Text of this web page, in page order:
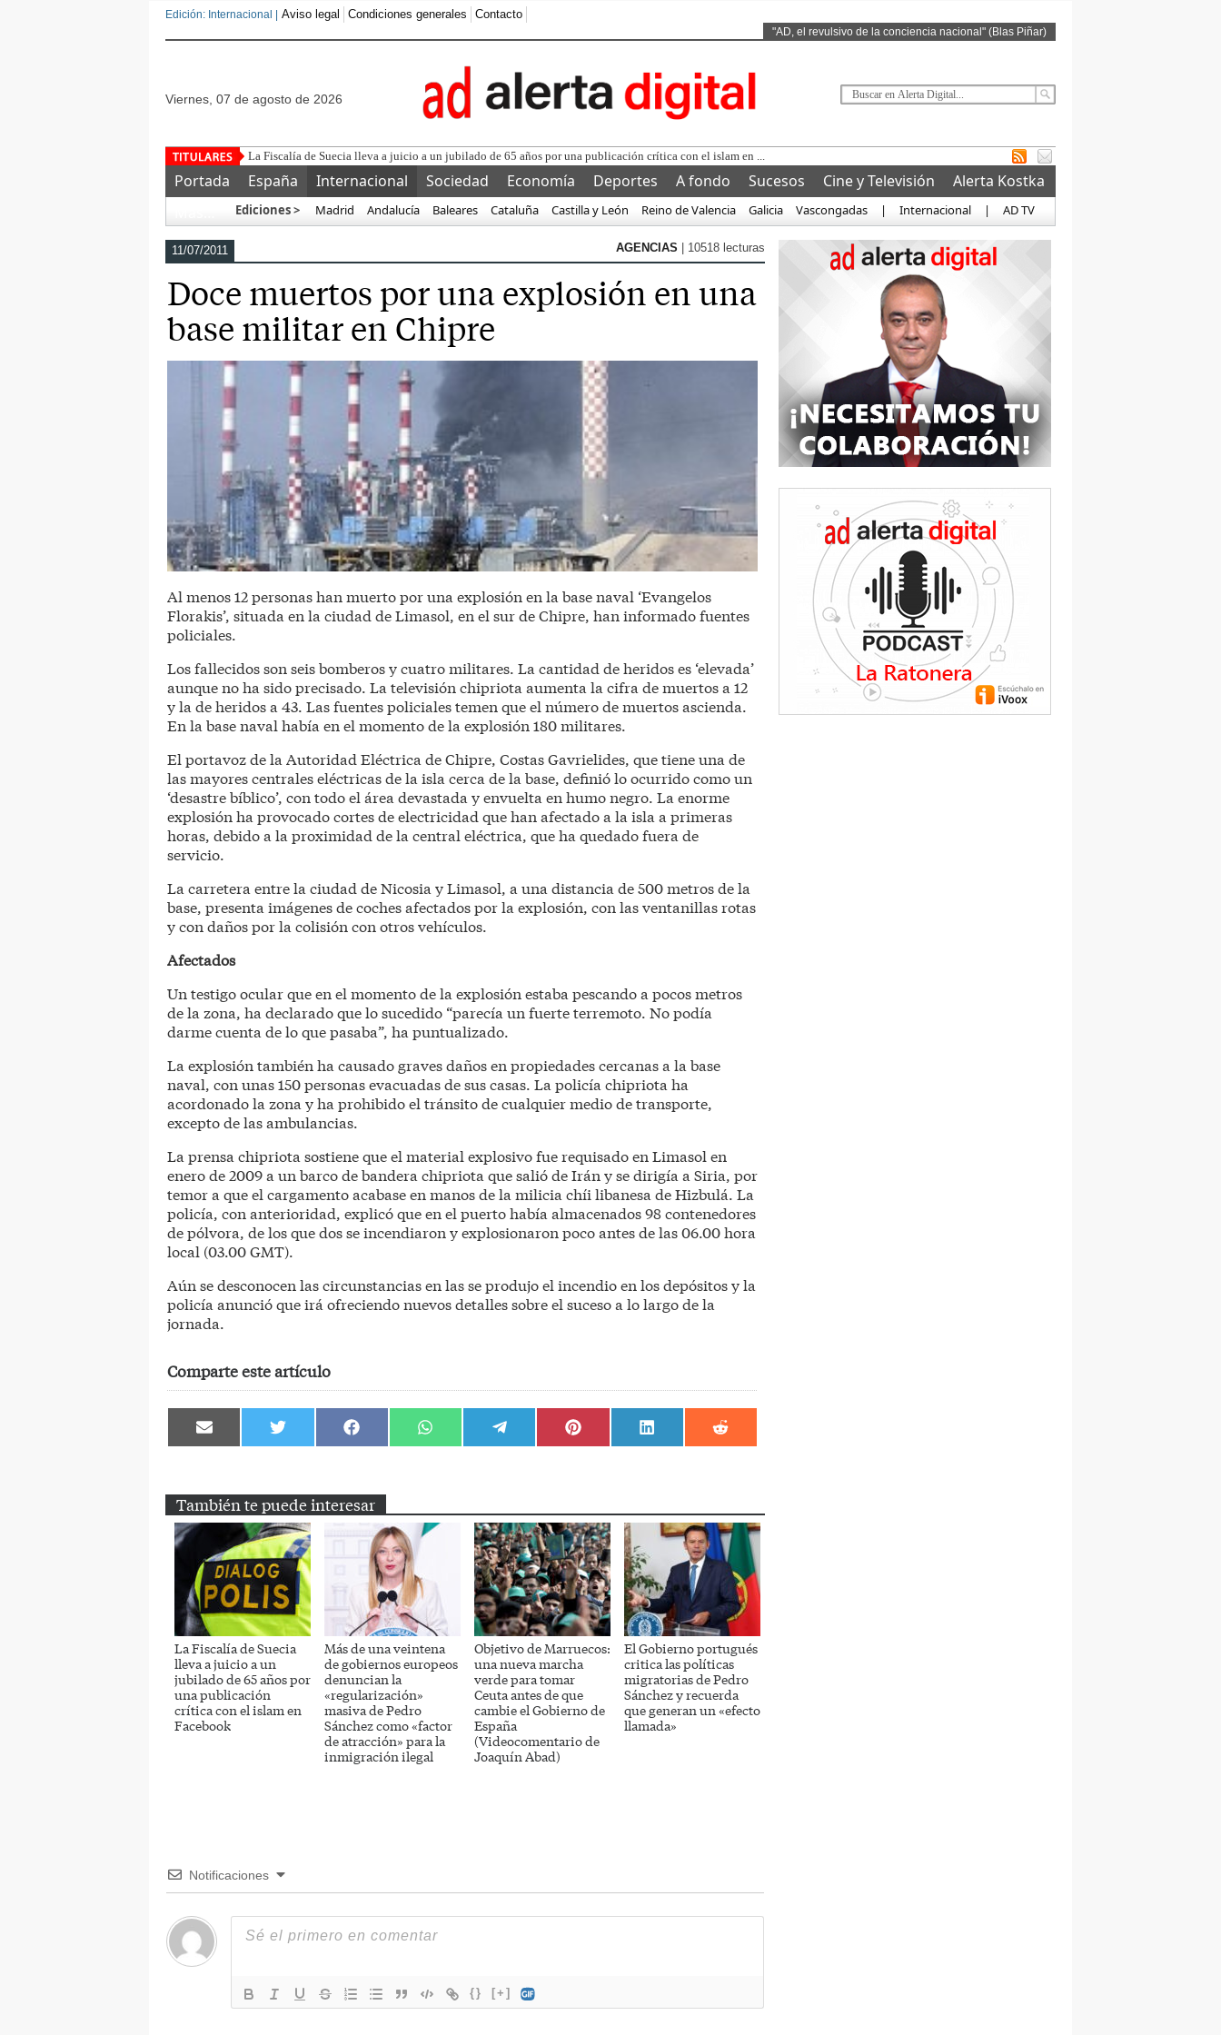
Edición: Internacional | Aviso legal Condiciones generales Contacto
"AD, el revulsivo de la conciencia nacional" (Blas Piñar)
viernes, 07 de agosto de 2026
Portada España Internacional Sociedad Economía Deportes A fondo Sucesos Cine y Televisión
Alerta Kostka
Ediciones > Madrid Andalucía Baleares Cataluña Castilla y León Reino de Valencia Galicia Vascongadas | Internacional | AD TV
11/07/2011 AGENCIAS | 10518 lecturas
Doce muertos por una explosión en una
base militar en Chipre
Al menos 12 personas han muerto por una explosión en la base naval ‘Evangelos
Florakis’, situada en la ciudad de Limasol, en el sur de Chipre, han informado fuentes
policiales.
Los fallecidos son seis bomberos y cuatro militares. La cantidad de heridos es ‘elevada’
aunque no ha sido precisado. La televisión chipriota aumenta la cifra de muertos a 12
y la de heridos a 43. Las fuentes policiales temen que el número de muertos ascienda.
En la base naval había en el momento de la explosión 180 militares.
El portavoz de la Autoridad Eléctrica de Chipre, Costas Gavrielides, que tiene una de
las mayores centrales eléctricas de la isla cerca de la base, definió lo ocurrido como un
‘desastre bíblico’, con todo el área devastada y envuelta en humo negro. La enorme
explosión ha provocado cortes de electricidad que han afectado a la isla a primeras
horas, debido a la proximidad de la central eléctrica, que ha quedado fuera de
servicio.
La carretera entre la ciudad de Nicosia y Limasol, a una distancia de 500 metros de la
base, presenta imágenes de coches afectados por la explosión, con las ventanillas rotas
y con daños por la colisión con otros vehículos.
Afectados
Un testigo ocular que en el momento de la explosión estaba pescando a pocos metros
de la zona, ha declarado que lo sucedido “parecía un fuerte terremoto. No podía
darme cuenta de lo que pasaba”, ha puntualizado.
La explosión también ha causado graves daños en propiedades cercanas a la base
naval, con unas 150 personas evacuadas de sus casas. La policía chipriota ha
acordonado la zona y ha prohibido el tránsito de cualquier medio de transporte,
excepto de las ambulancias.
La prensa chipriota sostiene que el material explosivo fue requisado en Limasol en
enero de 2009 a un barco de bandera chipriota que salió de Irán y se dirigía a Siria, por
temor a que el cargamento acabase en manos de la milicia chíi libanesa de Hizbulá. La
policía, con anterioridad, explicó que en el puerto había almacenados 98 contenedores
de pólvora, de los que dos se incendiaron y explosionaron poco antes de las 06.00 hora
local (03.00 GMT).
Aún se desconocen las circunstancias en las se produjo el incendio en los depósitos y la
policía anunció que irá ofreciendo nuevos detalles sobre el suceso a lo largo de la
jornada.
Comparte este artículo
Compartir
en
Compartir
en
Compartir
en
Compartir
en
Compartir
en
Compartir
en
Compartir
en
Compartir
en
También te puede interesar
La Fiscalía de Suecia
lleva a juicio a un
jubilado de 65 años por
una publicación
crítica con el islam en
Facebook
Más de una veintena
de gobiernos europeos
denuncian la
«regularización»
masiva de Pedro
Sánchez como «factor
de atracción» para la
inmigración ilegal
Objetivo de Marruecos:
una nueva marcha
verde para tomar
Ceuta antes de que
cambie el Gobierno de
España
(Videocomentario de
Joaquín Abad)
El Gobierno portugués
critica las políticas
migratorias de Pedro
Sánchez y recuerda
que generan un «efecto
llamada»
Notificaciones
{} [+]